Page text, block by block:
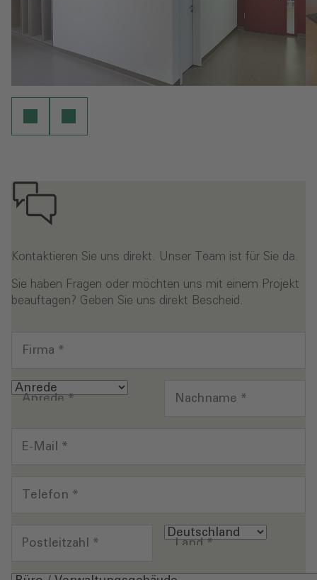
Kontaktieren Sie uns direkt. Unser Team ist für Sie da.
Sie haben Fragen oder möchten uns mit einem Projekt
beauftagen? Geben Sie uns direkt Bescheid.
Firma *
Anrede* Nachname *
E-Mail *
Telefon *
Postleitzahl * Land*